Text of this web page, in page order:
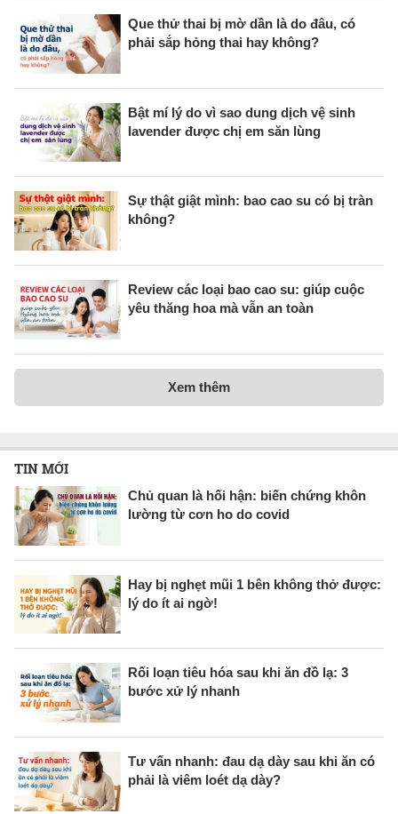
Que thử thai bị mờ dần là do đâu, có
phải sắp hỏng thai hay không?
Bật mí lý do vì sao dung dịch vệ sinh
lavender được chị em săn lùng
Sự thật giật mình: bao cao su có bị tràn
không?
Review các loại bao cao su: giúp cuộc
yêu thăng hoa mà vẫn an toàn
Xem thêm
TIN MỚI
Chủ quan là hối hận: biến chứng khôn
lường từ cơn ho do covid
Hay bị nghẹt mũi 1 bên không thở được:
lý do ít ai ngờ!
Rối loạn tiêu hóa sau khi ăn đồ lạ: 3
bước xử lý nhanh
Tư vấn nhanh: đau dạ dày sau khi ăn có
phải là viêm loét dạ dày?